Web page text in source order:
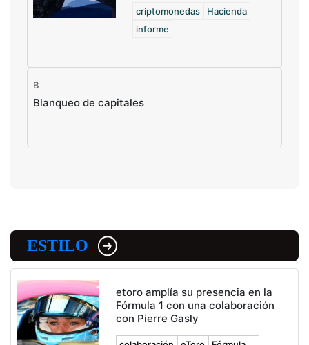
criptomonedas
Hacienda
informe
B
Blanqueo de capitales
ESTILO
etoro amplía su presencia en la
Fórmula 1 con una colaboración
con Pierre Gasly